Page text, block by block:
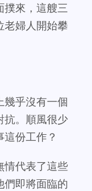
撲來，這艘三
老婦人開始攀
幾乎沒有一個
抗。順風很少
份工作？
情代表了這些
們即將面臨的